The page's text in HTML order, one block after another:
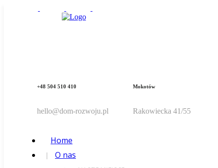
+48 504 510 410
hello@dom-rozwoju.pl
Mokotów
Rakowiecka 41/55
Home
O nas